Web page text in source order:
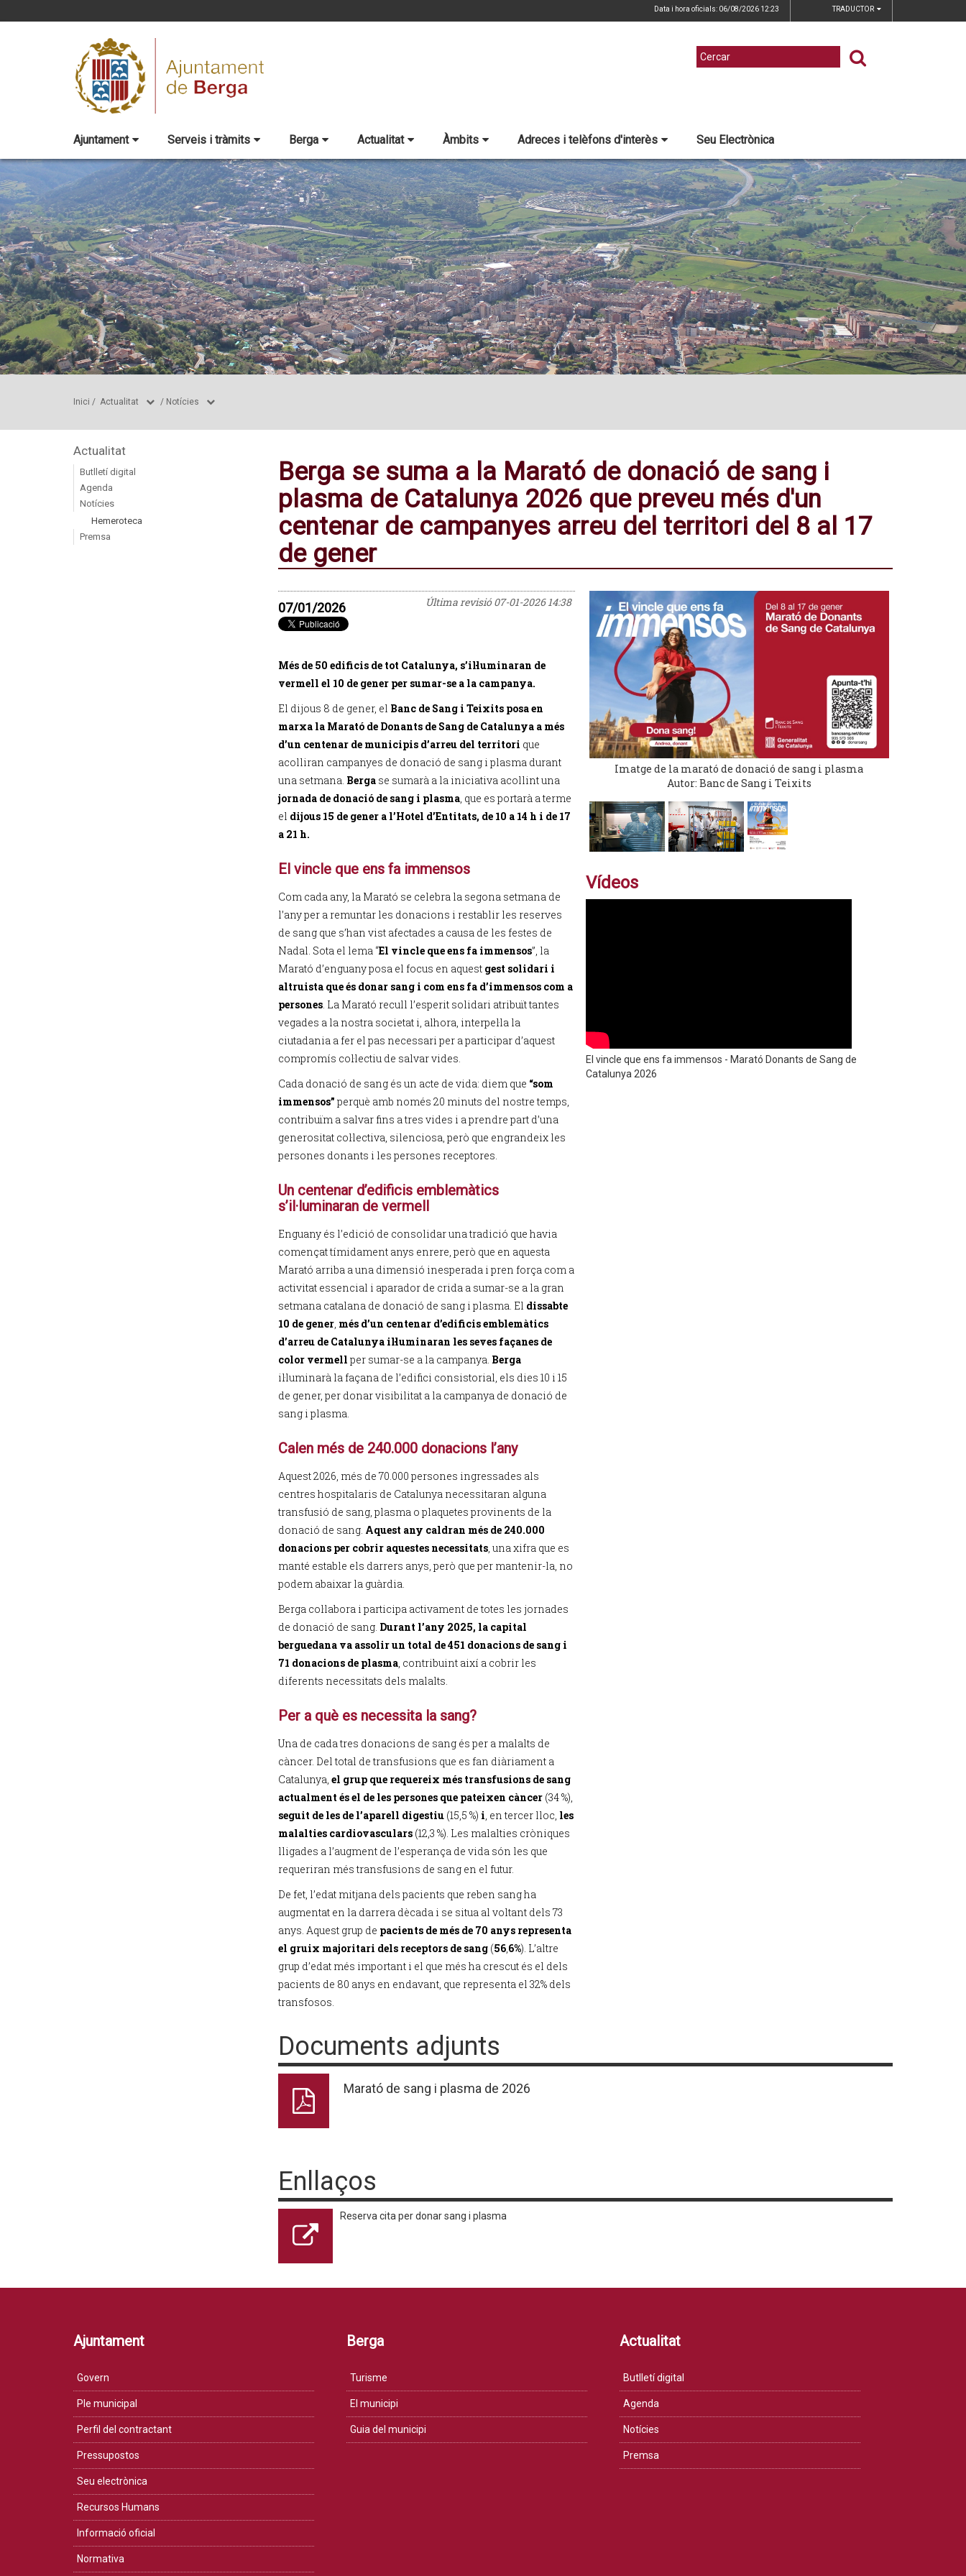
Data i hora oficials: 06/08/2026 12:23 TRADUCTOR
Ajuntament Serveis i tràmits Berga Actualitat Àmbits Adreces i telèfons d'interès Seu Electrònica
Inici / Actualitat / Notícies
Actualitat
Butlletí digital
Agenda
Notícies
Hemeroteca
Premsa
Berga se suma a la Marató de donació de sang i
plasma de Catalunya 2026 que preveu més d'un
centenar de campanyes arreu del territori del 8 al 17
de gener
Última revisió07-01-2026 14:38
07/01/2026
Més de 50 edificis de tot Catalunya, s’il·luminaran de
vermell el 10 de gener per sumar-se a la campanya.
El dijous 8 de gener, el Banc de Sang i Teixits posa en
marxa la Marató de Donants de Sang de Catalunya a més
d’un centenar de municipis d’arreu del territori que
acolliran campanyes de donació de sang i plasma durant
una setmana. Berga se sumarà a la iniciativa acollint una
jornada de donació de sang i plasma, que es portarà a terme
el dijous 15 de gener a l’Hotel d’Entitats, de 10 a 14 h i de 17
a 21 h.
El vincle que ens fa immensos
Com cada any, la Marató se celebra la segona setmana de
l’any per a remuntar les donacions i restablir les reserves
de sang que s’han vist afectades a causa de les festes de
Nadal. Sota el lema “El vincle que ens fa immensos”, la
Marató d’enguany posa el focus en aquest gest solidari i
altruista que és donar sang i com ens fa d’immensos com a
persones. La Marató recull l’esperit solidari atribuït tantes
vegades a la nostra societat i, alhora, interpel·la la
ciutadania a fer el pas necessari per a participar d’aquest
compromís col·lectiu de salvar vides.
Cada donació de sang és un acte de vida: diem que “som
immensos” perquè amb només 20 minuts del nostre temps,
contribuïm a salvar fins a tres vides i a prendre part d’una
generositat col·lectiva, silenciosa, però que engrandeix les
persones donants i les persones receptores.
Un centenar d’edificis emblemàtics
s’il·luminaran de vermell
Enguany és l’edició de consolidar una tradició que havia
començat tímidament anys enrere, però que en aquesta
Marató arriba a una dimensió inesperada i pren força com a
activitat essencial i aparador de crida a sumar-se a la gran
setmana catalana de donació de sang i plasma. El dissabte
10 de gener, més d’un centenar d’edificis emblemàtics
d’arreu de Catalunya il·luminaran les seves façanes de
color vermell per sumar-se a la campanya. Berga
il·luminarà la façana de l’edifici consistorial, els dies 10 i 15
de gener, per donar visibilitat a la campanya de donació de
sang i plasma.
Calen més de 240.000 donacions l’any
Aquest 2026, més de 70.000 persones ingressades als
centres hospitalaris de Catalunya necessitaran alguna
transfusió de sang, plasma o plaquetes provinents de la
donació de sang. Aquest any caldran més de 240.000
donacions per cobrir aquestes necessitats, una xifra que es
manté estable els darrers anys, però que per mantenir-la, no
podem abaixar la guàrdia.
Berga col·labora i participa activament de totes les jornades
de donació de sang. Durant l’any 2025, la capital
berguedana va assolir un total de 451 donacions de sang i
71 donacions de plasma, contribuint així a cobrir les
diferents necessitats dels malalts.
Per a què es necessita la sang?
Una de cada tres donacions de sang és per a malalts de
càncer. Del total de transfusions que es fan diàriament a
Catalunya, el grup que requereix més transfusions de sang
actualment és el de les persones que pateixen càncer (34 %),
seguit de les de l’aparell digestiu (15,5 %) i, en tercer lloc, les
malalties cardiovasculars (12,3 %). Les malalties cròniques
lligades a l’augment de l’esperança de vida són les que
requeriran més transfusions de sang en el futur.
De fet, l’edat mitjana dels pacients que reben sang ha
augmentat en la darrera dècada i se situa al voltant dels 73
anys. Aquest grup de pacients de més de 70 anys representa
el gruix majoritari dels receptors de sang (56,6%). L’altre
grup d’edat més important i el que més ha crescut és el dels
pacients de 80 anys en endavant, que representa el 32% dels
transfosos.
Imatge de la marató de donació de sang i plasma
Autor: Banc de Sang i Teixits
Vídeos
El vincle que ens fa immensos - Marató Donants de Sang de
Catalunya 2026
Documents adjunts
Marató de sang i plasma de 2026
Enllaços
Reserva cita per donar sang i plasma
Ajuntament
Govern
Ple municipal
Perfil del contractant
Pressupostos
Seu electrònica
Recursos Humans
Informació oficial
Normativa
Berga
Turisme
El municipi
Guia del municipi
Actualitat
Butlletí digital
Agenda
Notícies
Premsa